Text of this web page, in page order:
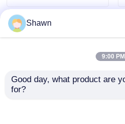
Shawn
9:00 PM
Good day, what product are
for?